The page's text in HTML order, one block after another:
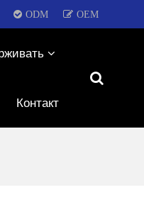
ODM OEM
Контакт